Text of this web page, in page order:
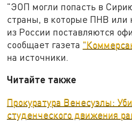
"ЭОП могли попасть в
страны, в которые ПНВ
из России поставляются
сообщает газета
на источники.
Читайте также
Прокуратура Венесуэлы:
студенческого движения